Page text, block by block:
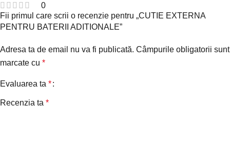
0
Fii primul care scrii o recenzie pentru „CUTIE EXTERNA
PENTRU BATERII ADITIONALE”
Adresa ta de email nu va fi publicată. Câmpurile obligatorii sunt
marcate cu *
Evaluarea ta *
Recenzia ta *